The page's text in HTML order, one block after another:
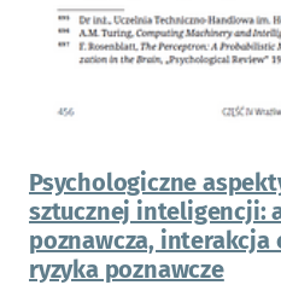
Psychologiczne
sztucznej inteligencji:
poznawcza, interakcja
ryzyka poznawcze